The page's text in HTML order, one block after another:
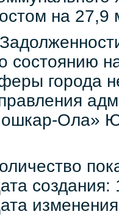
на 27,9
состоянию
города
Ола»